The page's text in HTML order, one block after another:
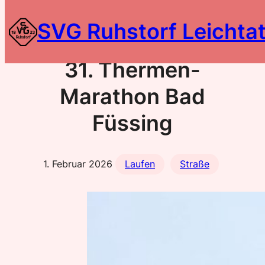
Inhalt
springenSVG Ruhstorf
31. Thermen-
Marathon Bad
Füssing
1. Februar 2026 Laufen Straße